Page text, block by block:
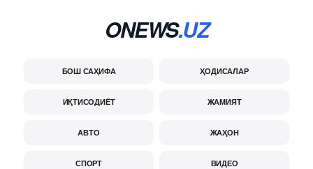
ONEWS.UZ
БОШ САҲИФА ҲОДИСАЛАР
ИҚТИСОДИЁТ ЖАМИЯТ
АВТО ЖАҲОН
СПОРТ ВИДЕО